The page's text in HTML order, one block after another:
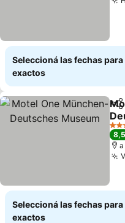
Seleccioná las fechas
exactos
3
8,5
Seleccioná las fechas
exactos